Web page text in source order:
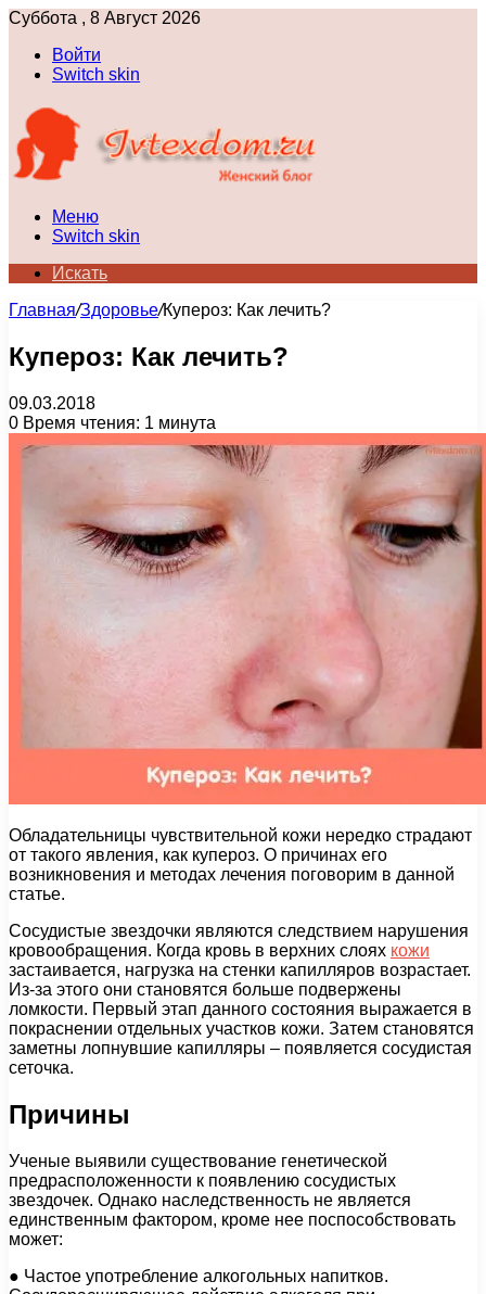
Суббота , 8 Август 2026
Войти
Switch skin
Меню
Switch skin
Искать
Главная/Здоровье/Купероз: Как лечить?
Купероз: Как лечить?
09.03.2018
0 Время чтения: 1 минута
Обладательницы чувствительной кожи нередко страдают
от такого явления, как купероз. О причинах его
возникновения и методах лечения поговорим в данной
статье.
Сосудистые звездочки являются следствием нарушения
кровообращения. Когда кровь в верхних слоях кожи
застаивается, нагрузка на стенки капилляров возрастает.
Из-за этого они становятся больше подвержены
ломкости. Первый этап данного состояния выражается в
покраснении отдельных участков кожи. Затем становятся
заметны лопнувшие капилляры – появляется сосудистая
сеточка.
Причины
Ученые выявили существование генетической
предрасположенности к появлению сосудистых
звездочек. Однако наследственность не является
единственным фактором, кроме нее поспособствовать
может:
● Частое употребление алкогольных напитков.